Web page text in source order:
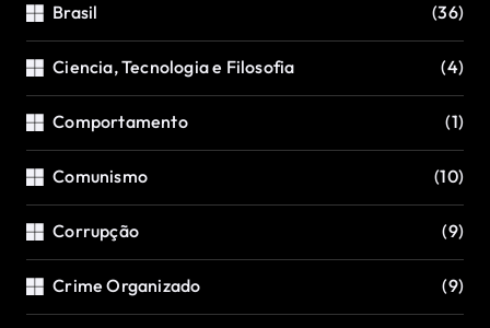
Brasil (36)
Ciencia, Tecnologia e Filosofia (4)
Comportamento (1)
Comunismo (10)
Corrupção (9)
Crime Organizado (9)